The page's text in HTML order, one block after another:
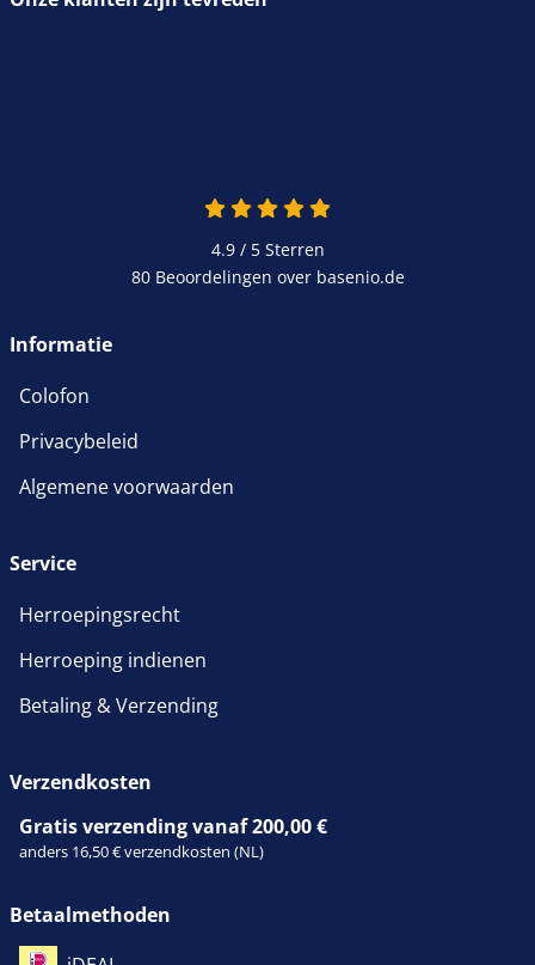
4.9 / 5Sterren
80 Beoordelingen over basenio.de
Informatie
Colofon
Privacybeleid
Algemene voorwaarden
Service
Herroepingsrecht
Herroeping indienen
Betaling & Verzending
Verzendkosten
Gratis verzending vanaf 200,00 €
anders 16,50 € verzendkosten (NL)
Betaalmethoden